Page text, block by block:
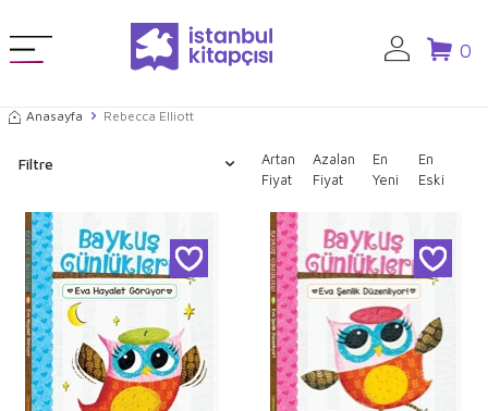
0
Anasayfa Rebecca Elliott
Filtre
Artan
Fiyat
Azalan
Fiyat
En
Yeni
En
Eski